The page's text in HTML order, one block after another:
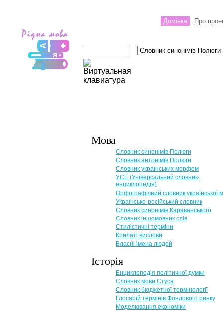
Домівка Про
Мова
Словник синонімів Полюги
Словник антонімів Полюги
Словник українських морфем
УСЕ (Універсальний словник-
енциклопедія)
Орфографічний словник української
Українсько-російський словник
Словник синонімів Караванського
Словник іншомовник слів
Стилістичні терміни
Крилаті вислови
Власні імена людей
Історія
Енциклопедія політичної думки
Словник мови Стуса
Словник бюджетної термінології
Глосарій термінів Фондового ринку
Моделювання економіки